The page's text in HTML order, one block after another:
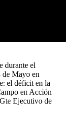
durante el
de Mayo en
el déficit en la
en Acción
Ejecutivo de